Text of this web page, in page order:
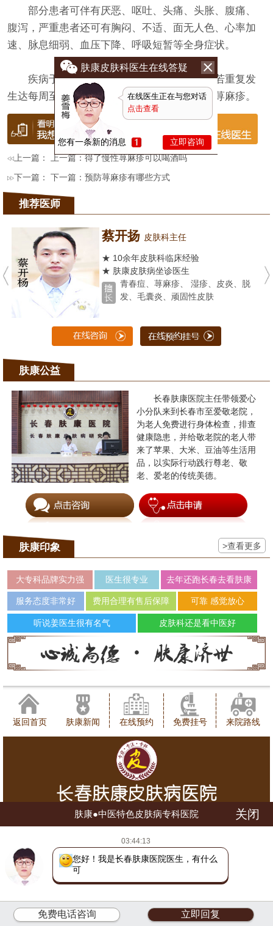
部分患者可伴有厌恶、呕吐、头痛、头胀、腹痛、
腹泻，严重患者还可有胸闷、不适、面无人色、心率加
速、脉息细弱、血压下降、呼吸短暂等全身症状。
疾病于短期内康复者，称为急性荨麻疹。若重复发
生达每周至少两次并连续６周以上者称为缓慢荨麻疹。
上一篇： 上一篇：得了慢性荨麻疹可以喝酒吗
下一篇： 下一篇：预防荨麻疹有哪些方式
推荐医师
蔡开扬 皮肤科主任
★ 10余年皮肤科临床经验
★ 肤康皮肤病坐诊医生
青春痘、荨麻疹、 湿疹、皮炎、脱
发、毛囊炎、顽固性皮肤
肤康公益
长春肤康医院主任带领爱心
小分队来到长春市至爱敬老院，
为老人免费进行身体检查，排查
健康隐患，并给敬老院的老人带
来了苹果、大米、豆油等生活用
品，以实际行动践行尊老、敬
老、爱老的传统美德。
肤康印象 >查看更多
大专科品牌实力强 医生很专业 去年还跑长春去看肤康
服务态度非常好 费用合理有售后保障 可靠 感觉放心
听说姜医生很有名气 皮肤科还是看中医好
返回首页 肤康新闻 在线预约 免费挂号 来院路线
地址：长春市朝阳区西安大路1566号网站地图
吉ICP备16002784号 吉公网安备 22010402000780号
(长朝)(中)医广【2018】第07-17-028号
肤康皮肤科医生在线答疑
在线医生正在与您对话
点击查看
您有一条新的消息 立即咨询
肤康●中医特色皮肤病专科医院 关闭
03:44:13
您好！我是长春肤康医院医生，有什么
可以帮
免费电话咨询 立即回复